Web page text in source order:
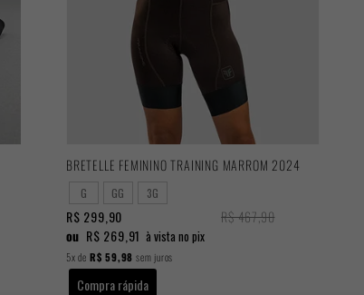
BRETELLE FEMININO TRAINING MARROM 2024
G GG 3G
R$ 467,90
R$ 299,90
ou R$ 269,91 à vista no pix
5xde R$ 59,98 sem juros
Compra rápida